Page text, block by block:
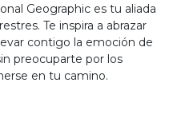
Geographic es tu aliada
Te inspira a abrazar
contigo la emoción de
preocuparte por los
en tu camino.